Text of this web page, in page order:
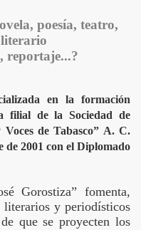
poesía, teatro,
reportaje...?
en la formación
filial de la Sociedad de
de Tabasco” A. C.
de 2001 con el Diplomado
Gorostiza” fomenta,
literarios y periodísticos
que se proyecten los